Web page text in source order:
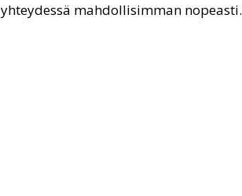
mahdollisimman nopeasti.